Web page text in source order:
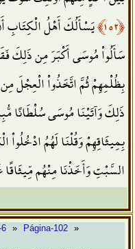
﴿١٥٢﴾
يَسْأَلُكَ أَهْلُ الْكِتَابِ
سَأَلُواْ مُوسَى أَكْبَرَ مِن ذَلِكَ
بِظُلْمِهِمْ ثُمَّ اتَّخَذُواْ الْعِجْلَ
ذَلِكَ وَآتَيْنَا مُوسَى سُلْطَانًا
بِمِيثَاقِهِمْ وَقُلْنَا لَهُمُ
السَّبْتِ وَأَخَذْنَا مِنْهُم
» Página-102 »